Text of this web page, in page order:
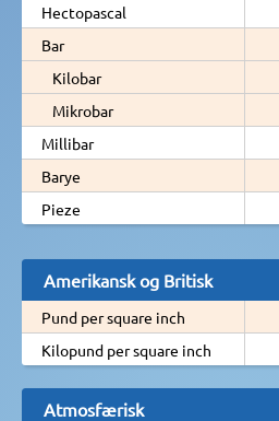
Hectopascal
Bar
Kilobar
Mikrobar
Millibar
Barye
Pieze
Amerikansk og Britisk
Pund per square inch
Kilopund per square inch
Atmosfærisk